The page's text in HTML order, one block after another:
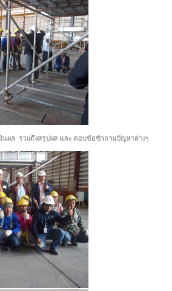
นผล รวมถึงสรุปผล และ ตอบข้อซักถามปัญหาต่างๆ